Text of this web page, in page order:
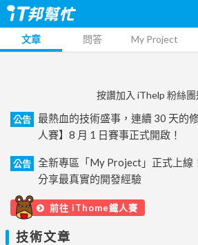
文章 問答 My Project
按讚加入 iThelp 粉絲團
公告
最熱血的技術盛事，連續 30 天的
人賽】8 月 1 日賽事正式開啟！
公告
全新專區「My Project」正式上線
分享最真實的開發經驗
前往 iThome鐵人賽
技術文章